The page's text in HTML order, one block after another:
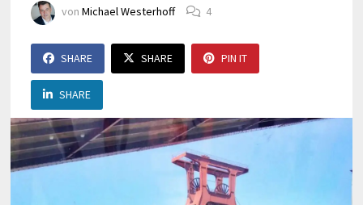
von Michael Westerhoff 4
SHARE SHARE PIN IT
SHARE